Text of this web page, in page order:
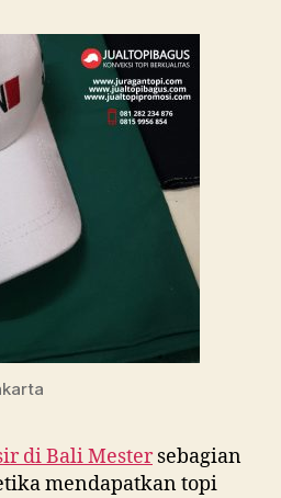
diBali Mestersebagian
mendapatkan topi